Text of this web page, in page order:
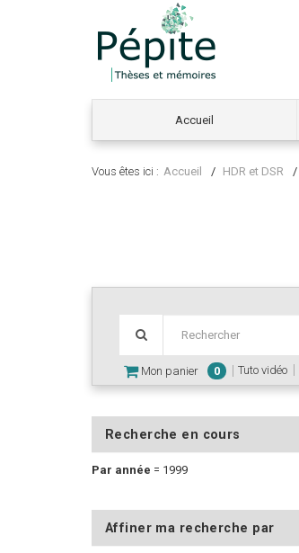
Accueil
Vous êtes ici : Accueil HDR et DSR
Mon panier 0 Tuto vidéo
Recherche en cours
Par année = 1999
Affiner ma recherche par